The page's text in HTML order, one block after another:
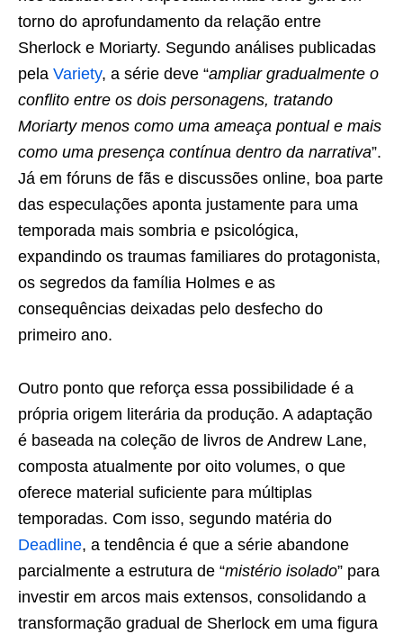
torno do aprofundamento da relação entre
Sherlock e Moriarty. Segundo análises publicadas
pela Variety, a série deve “ampliar gradualmente o
conflito entre os dois personagens, tratando
Moriarty menos como uma ameaça pontual e mais
como uma presença contínua dentro da narrativa”.
Já em fóruns de fãs e discussões online, boa parte
das especulações aponta justamente para uma
temporada mais sombria e psicológica,
expandindo os traumas familiares do protagonista,
os segredos da família Holmes e as
consequências deixadas pelo desfecho do
primeiro ano.
Outro ponto que reforça essa possibilidade é a
própria origem literária da produção. A adaptação
é baseada na coleção de livros de Andrew Lane,
composta atualmente por oito volumes, o que
oferece material suficiente para múltiplas
temporadas. Com isso, segundo matéria do
Deadline, a tendência é que a série abandone
parcialmente a estrutura de “mistério isolado” para
investir em arcos mais extensos, consolidando a
transformação gradual de Sherlock em uma figura